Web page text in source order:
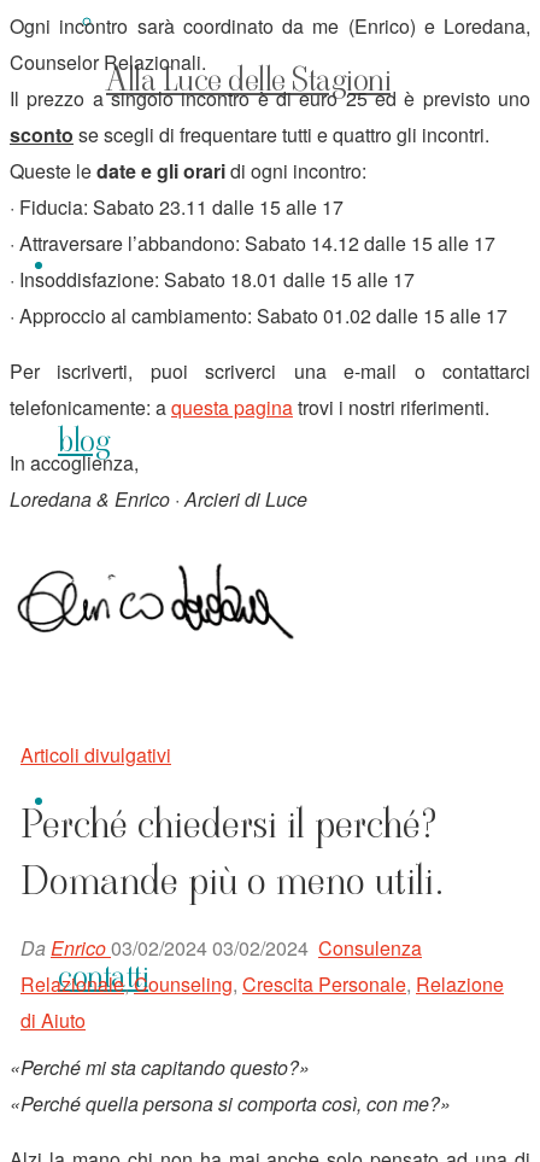
Alla Luce delle Stagioni
blog
contatti
Ogni incontro sarà coordinato da me (Enrico) e Loredana,
Counselor Relazionali.
Il prezzo a singolo incontro è di euro 25 ed è previsto uno
sconto se scegli di frequentare tutti e quattro gli incontri.
Queste ledate e gli oraridi ogni incontro:
· Fiducia: Sabato 23.11 dalle 15 alle 17
· Attraversare l’abbandono: Sabato 14.12 dalle 15 alle 17
· Insoddisfazione: Sabato 18.01 dalle 15 alle 17
· Approccio al cambiamento: Sabato 01.02 dalle 15 alle 17
Per iscriverti, puoi scriverci una e-mail o contattarci
telefonicamente: aquesta paginatrovi i nostri riferimenti.
In accoglienza,
Loredana & Enrico · Arcieri di Luce
Articoli divulgativi
Perché chiedersi il perché?
Domande più o meno utili.
DaEnrico03/02/202403/02/2024 Consulenza
Relazionale,Counseling, Crescita Personale, Relazione
di Aiuto
«Perché mi sta capitando questo?»
«Perché quella persona si comporta così, con me?»